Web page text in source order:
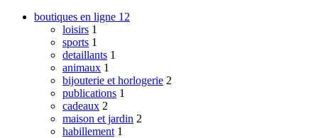
boutiques en ligne 12
loisirs 1
sports 1
detaillants 1
animaux 1
bijouterie et horlogerie 2
publications 1
cadeaux 2
maison et jardin 2
habillement 1